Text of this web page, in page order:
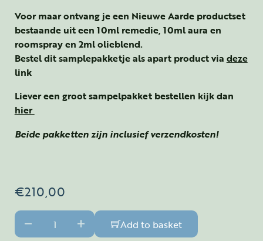
Voor maar ontvang je een Nieuwe Aarde productset
bestaande uit een 10ml remedie, 10ml aura en
roomspray en 2ml olieblend.
Bestel dit samplepakketje als apart product via deze
link
Liever een groot sampelpakket bestellen kijk dan
hier
Beide pakketten zijn inclusief verzendkosten!
Original price was: €219,00.
€210,00Current price is: €210,00.
Zielsmatrix in bewegingrapport inclusief consult
Add to basket